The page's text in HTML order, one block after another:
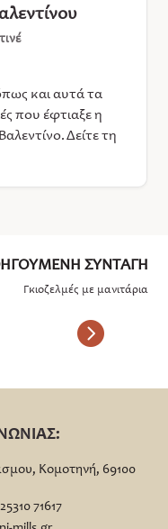
και αυτά τα
που έφτιαξε η
Δείτε τη
Γκιοζελμές με μανιτάρια
Κομοτηνή, 69100
71617